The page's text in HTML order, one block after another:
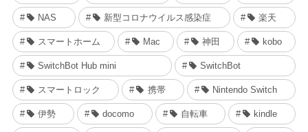
NAS 新型コロナウイルス感染症 楽天
スマートホーム Mac 神田 kobo
SwitchBot Hub mini SwitchBot
スマートロック 携帯 Nintendo Switch
伊勢 docomo 自転車 kindle